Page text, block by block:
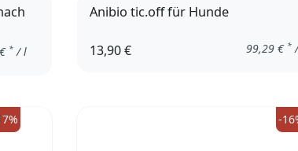
€ * / l
Anibio tic.off für Hunde
13,90 € 99,29€ */
-